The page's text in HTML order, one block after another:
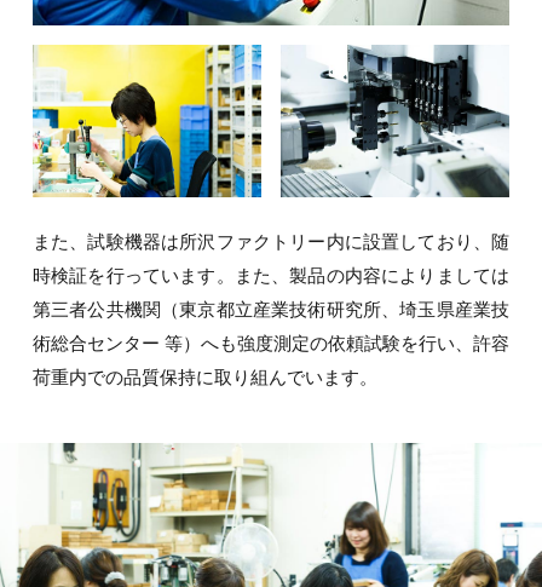
また、試験機器は所沢ファクトリー内に設置しており、随
時検証を行っています。また、製品の内容によりましては
第三者公共機関（東京都立産業技術研究所、埼玉県産業技
術総合センター 等）へも強度測定の依頼試験を行い、許容
荷重内での品質保持に取り組んでいます。